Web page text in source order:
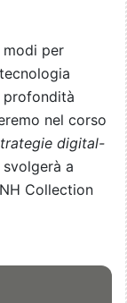
modi per
profondità
nel corso
digital-
a
Collection